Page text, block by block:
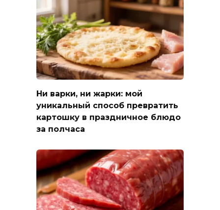
Ни варки, ни жарки: мой
уникальный способ превратить
картошку в праздничное блюдо
за полчаса